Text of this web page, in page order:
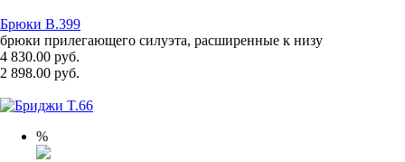
Брюки B.399
брюки прилегающего силуэта, расширенные к низу
4 830.00 руб.
2 898.00 руб.
%